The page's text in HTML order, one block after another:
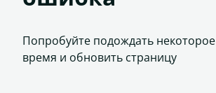
Попробуйте подождать некоторое
время и обновить страницу